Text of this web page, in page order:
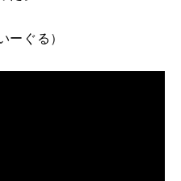
ーぐる）